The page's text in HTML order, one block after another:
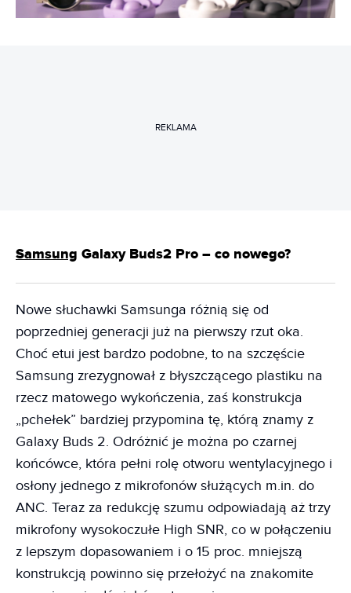
REKLAMA
Samsung Galaxy Buds2 Pro – co nowego?
Nowe słuchawki Samsunga różnią się od
poprzedniej generacji już na pierwszy rzut oka.
Choć etui jest bardzo podobne, to na szczęście
Samsung zrezygnował z błyszczącego plastiku na
rzecz matowego wykończenia, zaś konstrukcja
„pchełek” bardziej przypomina tę, którą znamy z
Galaxy Buds 2. Odróżnić je można po czarnej
końcówce, która pełni rolę otworu wentylacyjnego i
osłony jednego z mikrofonów służących m.in. do
ANC. Teraz za redukcję szumu odpowiadają aż trzy
mikrofony wysokoczułe High SNR, co w połączeniu
z lepszym dopasowaniem i o 15 proc. mniejszą
konstrukcją powinno się przełożyć na znakomite